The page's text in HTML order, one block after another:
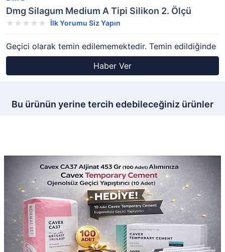
Dmg Silagum Medium A Tipi Silikon 2. Ölçü
İlk Yorumu Siz Yapın
Geçici olarak temin edilememektedir. Temin edildiğinde
Haber Ver
Bu ürünün yerine tercih edebileceğiniz ürünler